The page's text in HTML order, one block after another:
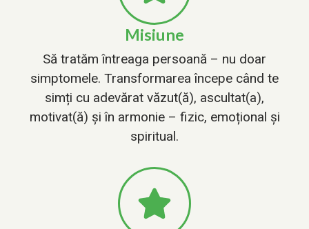
Misiune
Să tratăm întreaga persoană – nu doar
simptomele. Transformarea începe când te
simți cu adevărat văzut(ă), ascultat(a),
motivat(ă) și în armonie – fizic, emoțional și
spiritual.